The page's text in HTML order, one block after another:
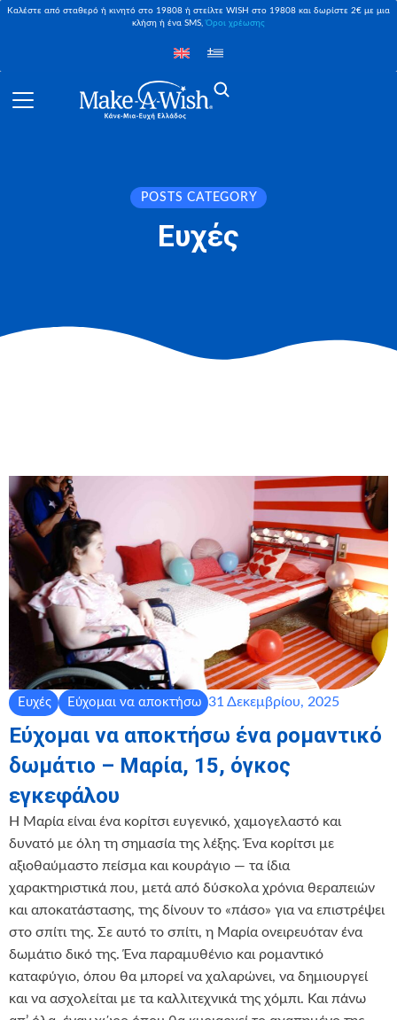
Καλέστε από σταθερό ή κινητό στο 19808 ή στείλτε WISH στο 19808 και δωρίστε 2€ με μια
κλήση ή ένα SMS,Όροι χρέωσης
POSTS CATEGORY
Ευχές
Ευχές Εύχομαι να αποκτήσω 31 Δεκεμβρίου, 2025
Εύχομαι να αποκτήσω ένα ρομαντικό
δωμάτιο – Μαρία, 15, όγκος
εγκεφάλου
️Η Μαρία είναι ένα κορίτσι ευγενικό, χαμογελαστό και
δυνατό με όλη τη σημασία της λέξης. Ένα κορίτσι με
αξιοθαύμαστο πείσμα και κουράγιο — τα ίδια
χαρακτηριστικά που, μετά από δύσκολα χρόνια θεραπειών
και αποκατάστασης, της δίνουν το «πάσο» για να επιστρέψει
στο σπίτι της. Σε αυτό το σπίτι, η Μαρία ονειρευόταν ένα
δωμάτιο δικό της. Ένα παραμυθένιο και ρομαντικό
καταφύγιο, όπου θα μπορεί να χαλαρώνει, να δημιουργεί
και να ασχολείται με τα καλλιτεχνικά της χόμπι. Και πάνω